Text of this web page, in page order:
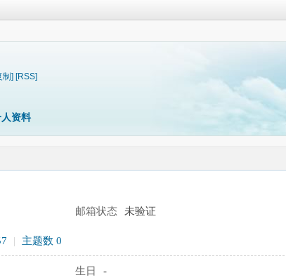
制] [RSS]
资料
邮箱状态 未验证
| 主题数 0
生日 -